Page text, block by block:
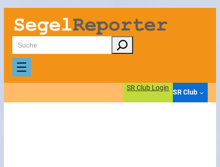
Zum
Inhalt
springen
Suchen
SR Club Login
SR Club